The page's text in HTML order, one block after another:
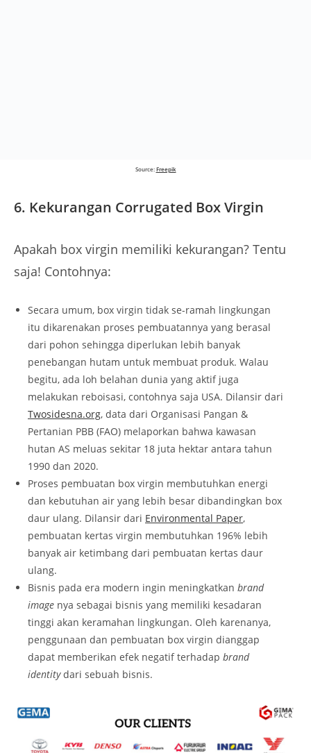
Source: Freepik
6. Kekurangan Corrugated Box Virgin
Apakah box virgin memiliki kekurangan? Tentu
saja! Contohnya:
Secara umum, box virgin tidak se-ramah lingkungan
itu dikarenakan proses pembuatannya yang berasal
dari pohon sehingga diperlukan lebih banyak
penebangan hutam untuk membuat produk. Walau
begitu, ada loh belahan dunia yang aktif juga
melakukan reboisasi, contohnya saja USA. Dilansir dari
Twosidesna.org, data dari Organisasi Pangan &
Pertanian PBB (FAO) melaporkan bahwa kawasan
hutan AS meluas sekitar 18 juta hektar antara tahun
1990 dan 2020.
Proses pembuatan box virgin membutuhkan energi
dan kebutuhan air yang lebih besar dibandingkan box
daur ulang. Dilansir dari Environmental Paper,
pembuatan kertas virgin membutuhkan 196% lebih
banyak air ketimbang dari pembuatan kertas daur
ulang.
Bisnis pada era modern ingin meningkatkan brand
image nya sebagai bisnis yang memiliki kesadaran
tinggi akan keramahan lingkungan. Oleh karenanya,
penggunaan dan pembuatan box virgin dianggap
dapat memberikan efek negatif terhadap brand
identitydari sebuah bisnis.